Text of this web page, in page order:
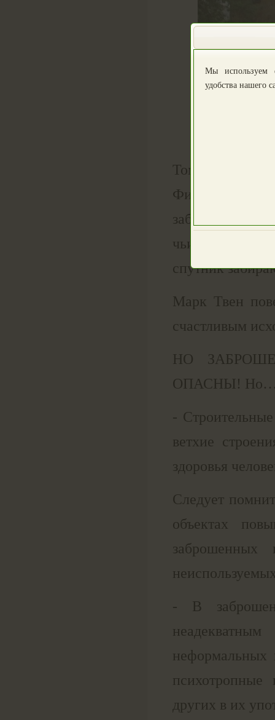
Тому Сойеру
Финн
заброшенном
чьи-то шаги.
спутник
Марк Твен
счастливым
НО
ОПАСНЫ!
-
ветхие
здоровья
Следует
объектах
- В
неформальных
психотропные
других в их
Мы используем
удобства нашего